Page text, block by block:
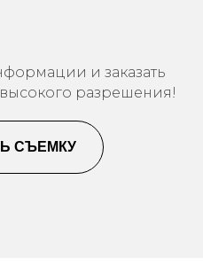
и заказать
разрешения!
СЪЕМКУ